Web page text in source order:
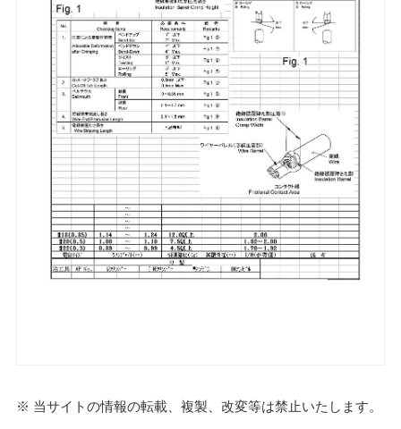
※ 当サイトの情報の転載、複製、改変等は禁止いたします。